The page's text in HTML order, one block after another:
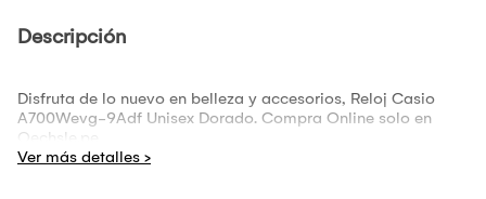
Descripción
Disfruta de lo nuevo en belleza y accesorios, Reloj Casio
A700Wevg-9Adf Unisex Dorado. Compra Online solo en
Oechsle.pe